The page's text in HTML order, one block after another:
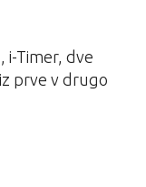
i-Timer, dve
prve v drugo